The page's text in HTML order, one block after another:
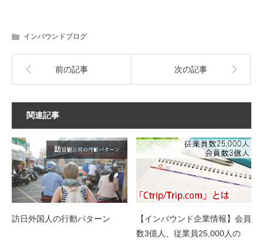
インバウンドブログ
前の記事 次の記事
関連記事
訪日外国人の行動パターン
【インバウンド企業情報】会員
数3億人、従業員25,000人の